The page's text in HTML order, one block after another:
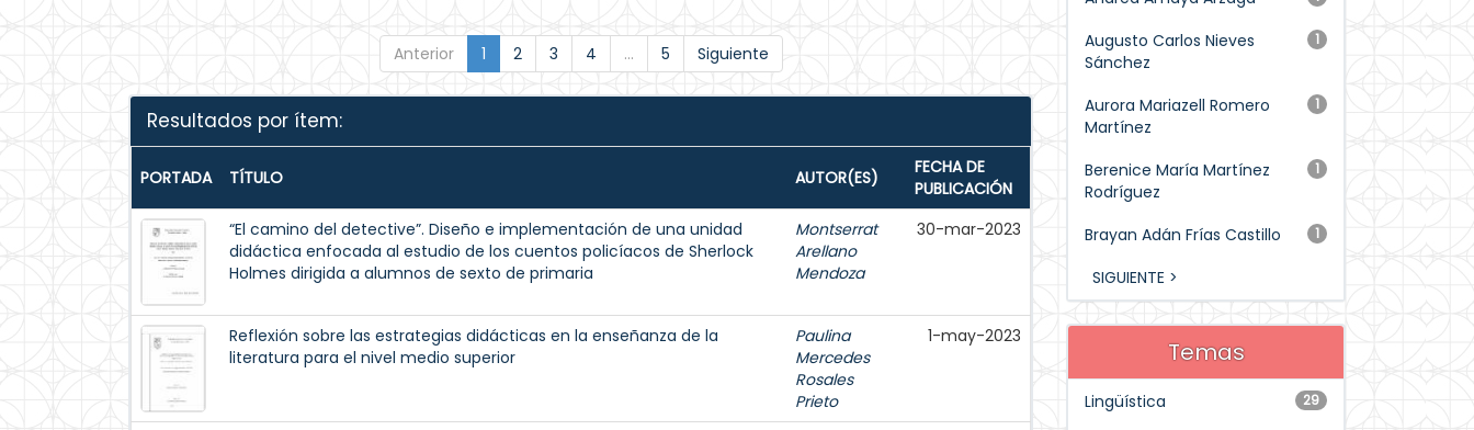
Anterior 1 2 3 4 ... 5 Siguiente
Resultados por ítem:
PORTADA TÍTULO AUTOR(ES)
FECHA DE
PUBLICACIÓN
“El camino del detective”. Diseño e implementación de una unidad
didáctica enfocada al estudio de los cuentos policíacos de Sherlock
Holmes dirigida a alumnos de sexto de primaria
Montserrat
Arellano
Mendoza
30-mar-2023
Reflexión sobre las estrategias didácticas en la enseñanza de la
literatura para el nivel medio superior
Paulina
Mercedes
Rosales
Prieto
1-may-2023
1
Augusto Carlos Nieves
Sánchez
1
Aurora Mariazell Romero
Martínez
1
Berenice María Martínez
Rodríguez
1
Brayan Adán Frías Castillo
SIGUIENTE >
Temas
29
Lingüística